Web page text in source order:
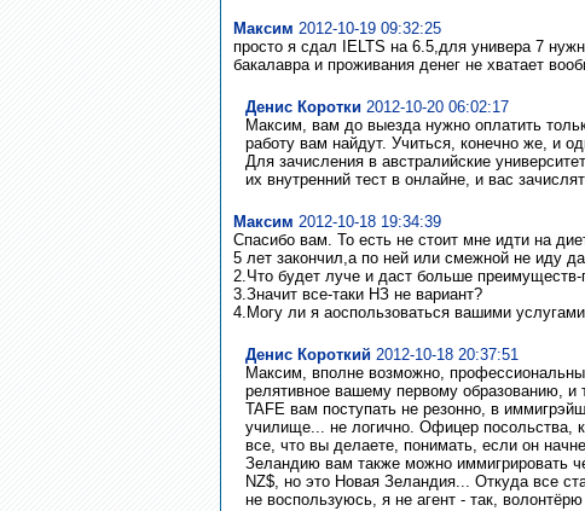
Максим 2012-10-19 09:32:25
просто я сдал IELTS на 6.5,для универа 7
бакалавра и проживания денег не хватает
Денис Коротки 2012-10-20 06:02:17
Максим, вам до выезда нужно оплатить
работу вам найдут. Учиться, конечно же, и
Для зачисления в австралийские
их внутренний тест в онлайне, и вас
Максим 2012-10-18 19:34:39
Спасибо вам. То есть не стоит мне идти на
5 лет закончил,а по ней или смежной не иду
2.Что будет луче и даст больше преимуществ-
3.Значит все-таки НЗ не вариант?
4.Могу ли я аоспользоваться вашими
Денис Короткий 2012-10-18 20:37:51
Максим, вполне возможно,
релятивное вашему первому образованию, и
TAFE вам поступать не резонно, в
училище... не логично. Офицер посольства,
все, что вы делаете, понимать, если он
Зеландию вам также можно иммигрировать
NZ$, но это Новая Зеландия... Откуда все
не воспользуюсь, я не агент - так,